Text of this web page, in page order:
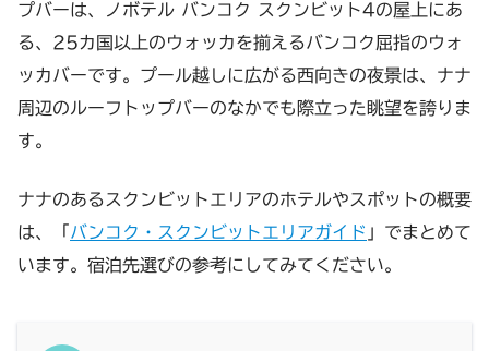
プバーは、ノボテル バンコク スクンビット4の屋上にあ
る、25カ国以上のウォッカを揃えるバンコク屈指のウォ
ッカバーです。プール越しに広がる西向きの夜景は、ナナ
周辺のルーフトップバーのなかでも際立った眺望を誇りま
す。
ナナのあるスクンビットエリアのホテルやスポットの概要
は、「 バンコク・スクンビットエリアガイド 」でまとめて
います。宿泊先選びの参考にしてみてください。